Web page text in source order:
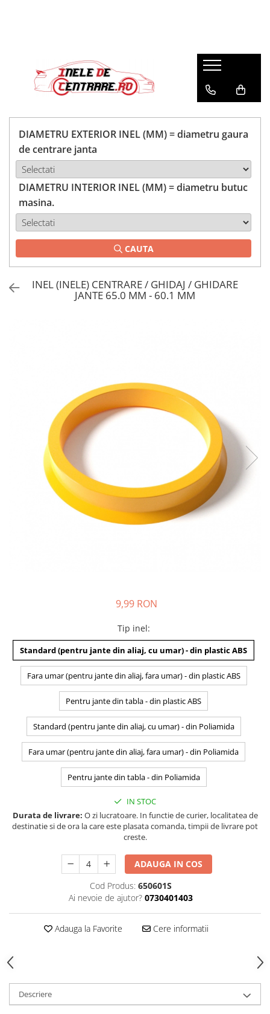
DIAMETRU EXTERIOR INEL (MM) = diametru gaura
de centrare janta
DIAMETRU INTERIOR INEL (MM) = diametru butuc
masina.
CAUTA
INEL (INELE) CENTRARE / GHIDAJ / GHIDARE
JANTE 65.0 MM - 60.1 MM
9,99 RON
Tip inel:
Standard (pentru jante din aliaj, cu umar) - din plastic ABS
Fara umar (pentru jante din aliaj, fara umar) - din plastic ABS
Pentru jante din tabla - din plastic ABS
Standard (pentru jante din aliaj, cu umar) - din Poliamida
Fara umar (pentru jante din aliaj, fara umar) - din Poliamida
Pentru jante din tabla - din Poliamida
IN STOC
Durata de livrare: O zi lucratoare. In functie de curier, localitatea de
destinatie si de ora la care este plasata comanda, timpii de livrare pot
creste.
ADAUGA IN COS
Cod Produs: 650601S
Ai nevoie de ajutor? 0730401403
Adauga la Favorite Cere informatii
Descriere